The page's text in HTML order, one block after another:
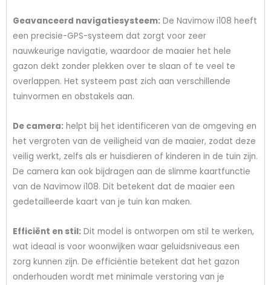
Geavanceerd navigatiesysteem: De Navimow i108 heeft
een precisie-GPS-systeem dat zorgt voor zeer
nauwkeurige navigatie, waardoor de maaier het hele
gazon dekt zonder plekken over te slaan of te veel te
overlappen. Het systeem past zich aan verschillende
tuinvormen en obstakels aan.
De camera: helpt bij het identificeren van de omgeving en
het vergroten van de veiligheid van de maaier, zodat deze
veilig werkt, zelfs als er huisdieren of kinderen in de tuin zijn.
De camera kan ook bijdragen aan de slimme kaartfunctie
van de Navimow i108. Dit betekent dat de maaier een
gedetailleerde kaart van je tuin kan maken.
Efficiënt en stil: Dit model is ontworpen om stil te werken,
wat ideaal is voor woonwijken waar geluidsniveaus een
zorg kunnen zijn. De efficiëntie betekent dat het gazon
onderhouden wordt met minimale verstoring van je